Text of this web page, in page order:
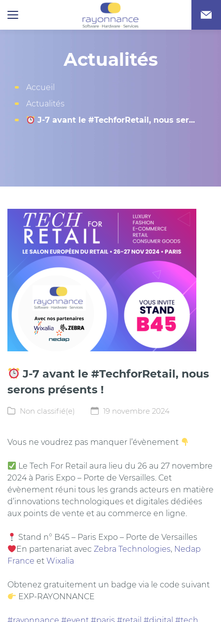
Actualités
Accueil
Actualités
J-7 avant le #TechforRetail, nous ser...
J-7 avant le #TechforRetail, nous
serons présents !
Non classifié(e) 19 novembre 2024
Vous ne voudrez pas manquer l’évènement
Le Tech For Retail aura lieu du 26 au 27 novembre
2024 à Paris Expo – Porte de Versailles. Cet
évènement réuni tous les grands acteurs en matière
d’innovations technologiques et digitales dédiées
aux points de vente et au commerce en ligne.
Stand n° B45 – Paris Expo – Porte de Versailles
En partenariat avecZebra Technologies, Nedap
France et Wixalia
Obtenez gratuitement un badge via le code suivant
EXP-RAYONNANCE